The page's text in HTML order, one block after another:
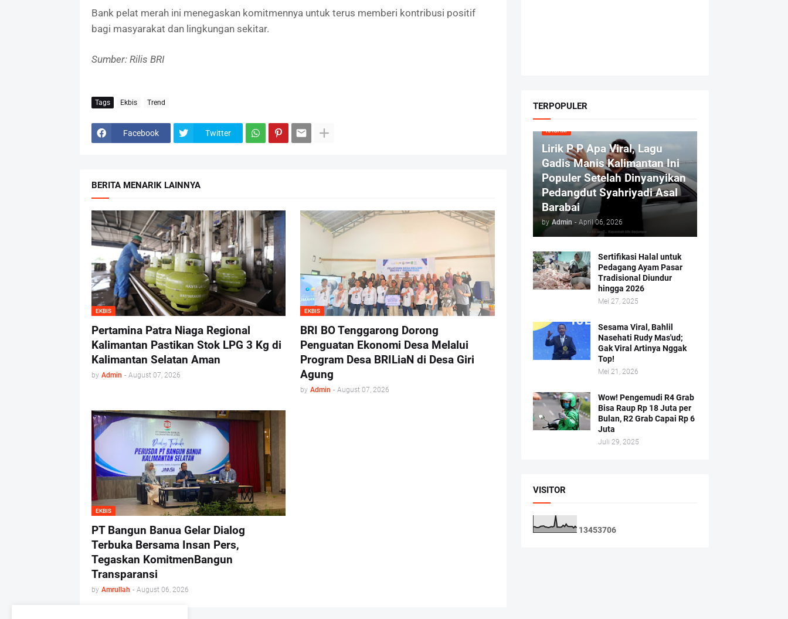
Bank pelat merah ini menegaskan komitmennya untuk terus memberi kontribusi positif
bagi masyarakat dan lingkungan sekitar.
Sumber: Rilis BRI
Tags Ekbis Trend
Facebook Twitter
BERITA MENARIK LAINNYA
EKBIS
Pertamina Patra Niaga Regional
Kalimantan Pastikan Stok LPG 3 Kg di
Kalimantan Selatan Aman
by Admin - August 07, 2026
EKBIS
BRI BO Tenggarong Dorong
Penguatan Ekonomi Desa Melalui
Program Desa BRILiaN di Desa Giri
Agung
by Admin - August 07, 2026
EKBIS
PT Bangun Banua Gelar Dialog
Terbuka Bersama Insan Pers,
Tegaskan KomitmenBangun
Transparansi
by Amrullah - August 06, 2026
TERPOPULER
RAGAM
Lirik P P Apa Viral, Lagu
Gadis Manis Kalimantan Ini
Populer Setelah Dinyanyikan
Pedangdut Syahriyadi Asal
Barabai
by Admin - April 06, 2026
Sertifikasi Halal untuk
Pedagang Ayam Pasar
Tradisional Diundur
hingga 2026
Mei 27, 2025
Sesama Viral, Bahlil
Nasehati Rudy Mas'ud;
Gak Viral Artinya Nggak
Top!
Mei 21, 2026
Wow! Pengemudi R4 Grab
Bisa Raup Rp 18 Juta per
Bulan, R2 Grab Capai Rp 6
Juta
Juli 29, 2025
VISITOR
13453706